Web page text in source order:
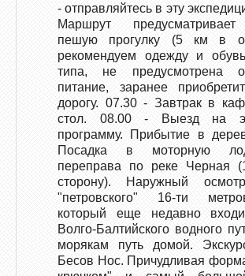
- отправляйтесь в эту
Маршрут
пешую прогулку (5 км в
рекомендуем одежду и
типа, не предусмотрена
питание, заранее
дорогу. 07.30 - Завтрак в
стол. 08.00 - Выезд на
программу. Прибытие в
Посадка в моторную
переправа по реке Черная
сторону). Наружный
"петровского" 16-ти
который еще недавно
Волго-Балтийского водного
морякам путь домой.
Бесов Нос. Причудливая